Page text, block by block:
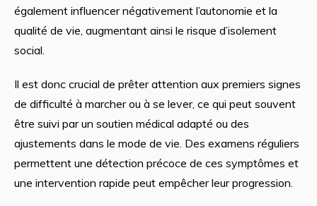
également influencer négativement l’autonomie et la
qualité de vie, augmentant ainsi le risque d’isolement
social.
Il est donc crucial de prêter attention aux premiers signes
de difficulté à marcher ou à se lever, ce qui peut souvent
être suivi par un soutien médical adapté ou des
ajustements dans le mode de vie. Des examens réguliers
permettent une détection précoce de ces symptômes et
une intervention rapide peut empêcher leur progression.